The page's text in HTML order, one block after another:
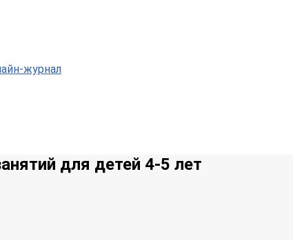
журнал
для детей 4-5 лет